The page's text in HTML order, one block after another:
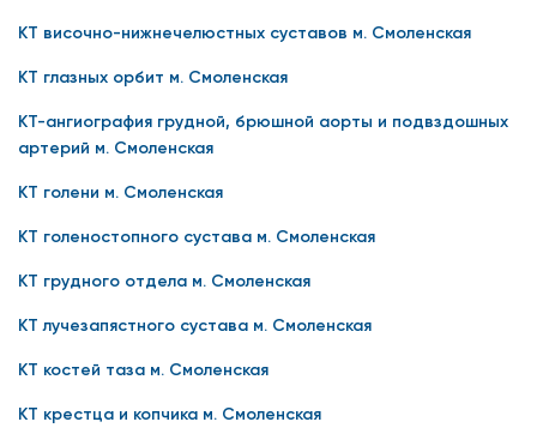
КТ височно-нижнечелюстных суставов м. Смоленская
КТ глазных орбит м. Смоленская
КТ-ангиография грудной, брюшной аорты и подвздошных
артерий м. Смоленская
КТ голени м. Смоленская
КТ голеностопного сустава м. Смоленская
КТ грудного отдела м. Смоленская
КТ лучезапястного сустава м. Смоленская
КТ костей таза м. Смоленская
КТ крестца и копчика м. Смоленская